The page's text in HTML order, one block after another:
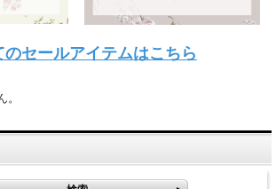
のセールアイテムはこちら